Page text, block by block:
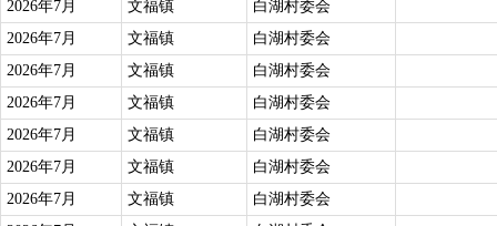
2026年7月
文福镇
白湖村委会
2026年7月
文福镇
白湖村委会
2026年7月
文福镇
白湖村委会
2026年7月
文福镇
白湖村委会
2026年7月
文福镇
白湖村委会
2026年7月
文福镇
白湖村委会
2026年7月
文福镇
白湖村委会